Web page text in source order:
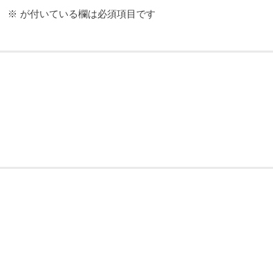
※ が付いている欄は必須項目です